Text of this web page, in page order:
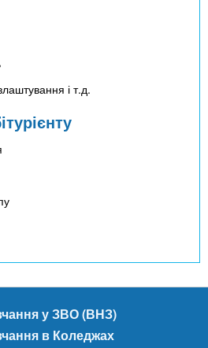
і т.д.
у ЗВО (ВНЗ)
в Коледжах